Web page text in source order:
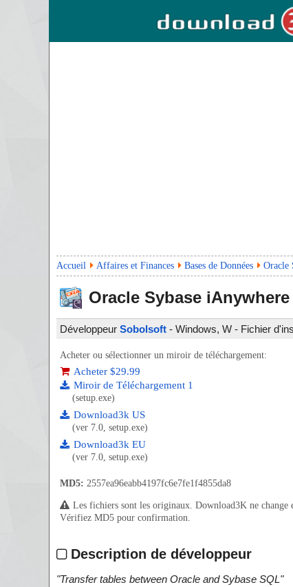
Accueil Affaires et Finances Bases de Données Oracle
Oracle Sybase
Développeur Sobolsoft - Windows, W - Fichier
Acheter ou sélectionner un miroir de téléchargement:
Acheter $29.99
Miroir de Téléchargement 1
(setup.exe)
Download3k US
(ver 7.0, setup.exe)
Download3k EU
(ver 7.0, setup.exe)
MD5: 2557ea96eabb4197fc6e7fe1f4855da8
Les fichiers sont les originaux. Download3K ne
Vérifiez MD5 pour confirmation.
Description de développeur
"Transfer tables between Oracle and Sybase SQL"